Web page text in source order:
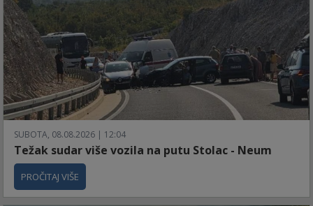
SUBOTA, 08.08.2026 | 12:04
Težak sudar više vozila na putu Stolac - Neum
PROČITAJ VIŠE